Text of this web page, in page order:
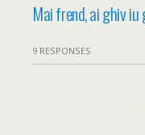
Mai frend, ai ghiv
9 RESPONSES